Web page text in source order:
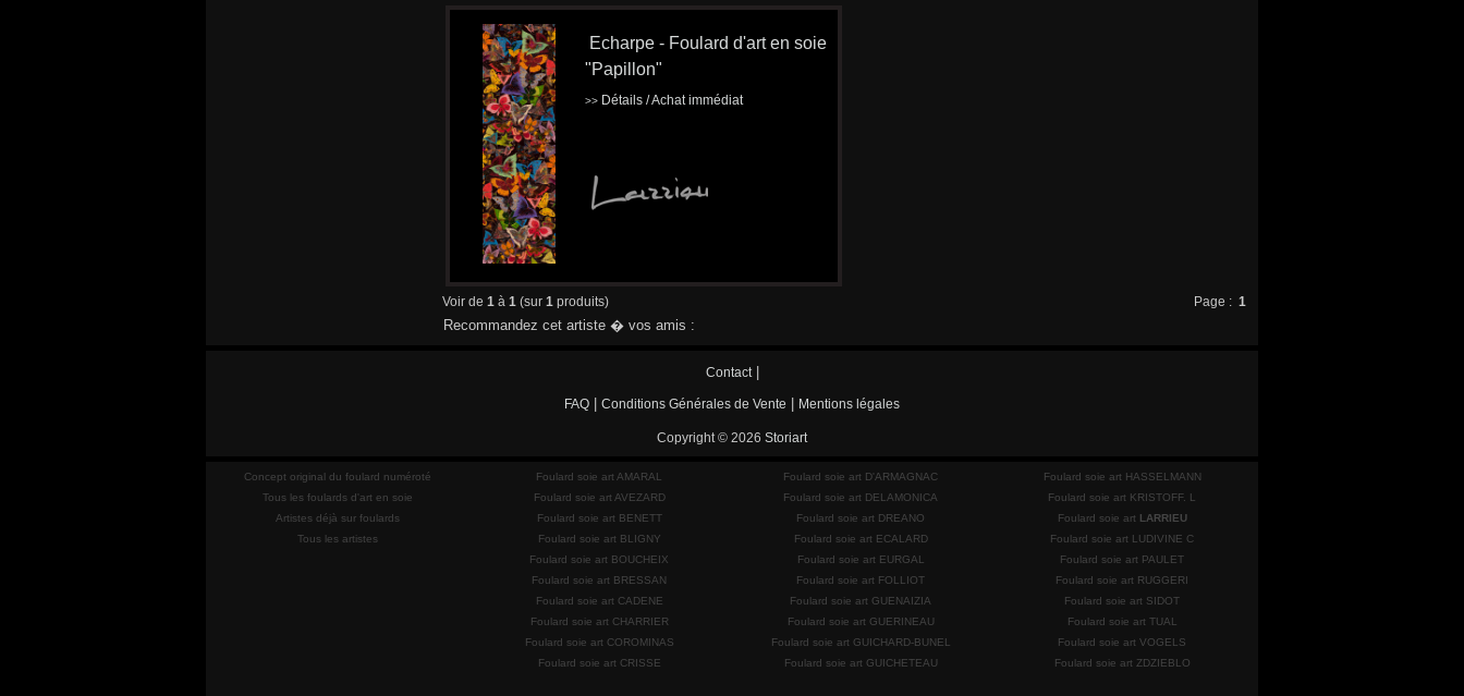
Echarpe - Foulard d'art en soie
"Papillon"
>> Détails / Achat immédiat
Voir de 1 à 1 (sur 1 produits) Page : 1
Recommandez cet artiste � vos amis :
Contact|
FAQ Conditions Générales de Vente Mentions légales
Copyright © 2026 Storiart
Concept original du foulard numéroté
Tous les foulards d'art en soie
Artistes déjà sur foulards
Tous les artistes
Foulard soie art AMARAL
Foulard soie art AVEZARD
Foulard soie art BENETT
Foulard soie art BLIGNY
Foulard soie art BOUCHEIX
Foulard soie art BRESSAN
Foulard soie art CADENE
Foulard soie art CHARRIER
Foulard soie art COROMINAS
Foulard soie art CRISSE
Foulard soie art D'ARMAGNAC
Foulard soie art DELAMONICA
Foulard soie art DREANO
Foulard soie art ECALARD
Foulard soie art EURGAL
Foulard soie art FOLLIOT
Foulard soie art GUENAIZIA
Foulard soie art GUERINEAU
Foulard soie art GUICHARD-BUNEL
Foulard soie art GUICHETEAU
Foulard soie art HASSELMANN
Foulard soie art KRISTOFF. L
Foulard soie art LARRIEU
Foulard soie art LUDIVINE C
Foulard soie art PAULET
Foulard soie art RUGGERI
Foulard soie art SIDOT
Foulard soie art TUAL
Foulard soie art VOGELS
Foulard soie art ZDZIEBLO